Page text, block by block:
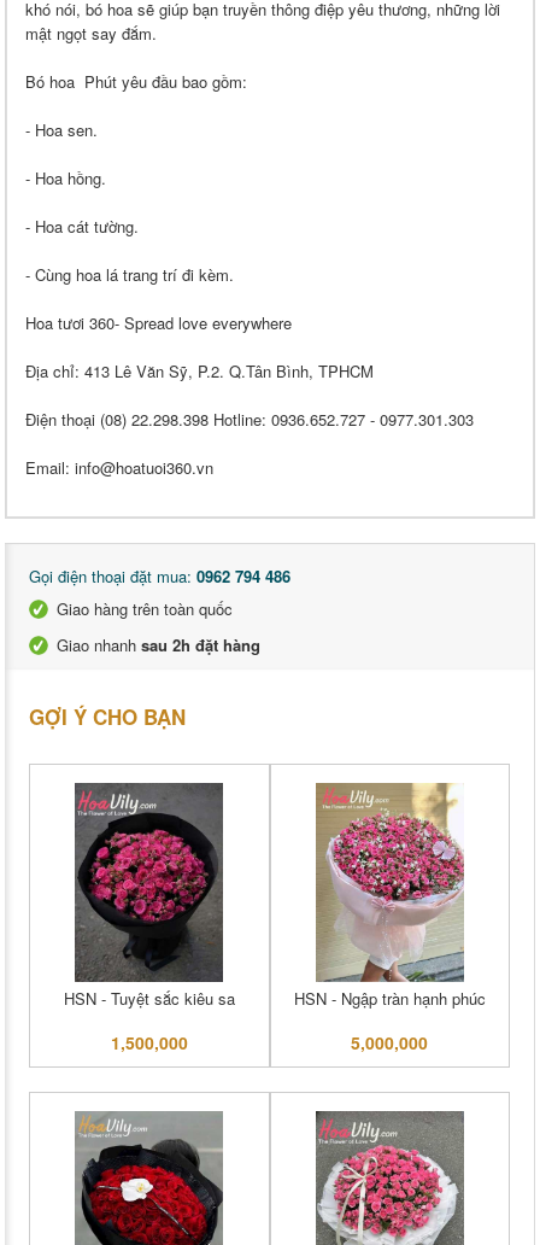
khó nói, bó hoa sẽ giúp bạn truyền thông điệp yêu thương, những lời
mật ngọt say đắm.
Bó hoa Phút yêu đầu bao gồm:
- Hoa sen.
- Hoa hồng.
- Hoa cát tường.
- Cùng hoa lá trang trí đi kèm.
Hoa tươi 360- Spread love everywhere
Địa chỉ: 413 Lê Văn Sỹ, P.2. Q.Tân Bình, TPHCM
Điện thoại (08) 22.298.398 Hotline: 0936.652.727 - 0977.301.303
Email: info@hoatuoi360.vn
Gọi điện thoại đặt mua: 0962 794 486
Giao hàng trên toàn quốc
Giao nhanh sau 2h đặt hàng
GỢI Ý CHO BẠN
HSN - Tuyệt sắc kiêu sa
1,500,000
HSN - Ngập tràn hạnh phúc
5,000,000